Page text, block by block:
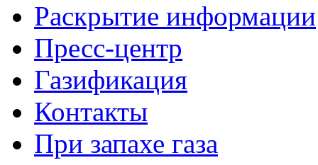
Раскрытие информации
Пресс-центр
Газификация
Контакты
При запахе газа